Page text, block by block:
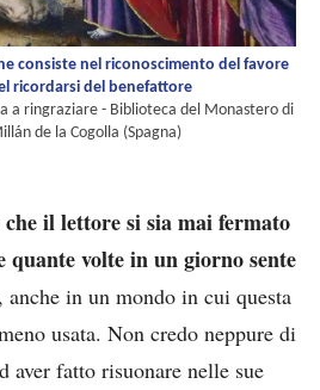
consiste nel riconoscimento del favore
ricordarsi del benefattore
a ringraziare - Biblioteca del Monastero di
de la Cogolla (Spagna)
che il lettore si sia mai fermato
quante volte in un giorno sente
, anche in un mondo in cui questa
usata. Non credo neppure di
aver fatto risuonare nelle sue